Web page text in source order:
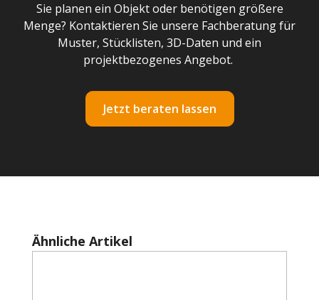
Sie planen ein Objekt oder benötigen größere
Menge? Kontaktieren Sie unsere Fachberatung für
Muster, Stücklisten, 3D-Daten und ein
projektbezogenes Angebot.
Jetzt beraten lassen
Produktgalerie überspringen
Ähnliche Artikel